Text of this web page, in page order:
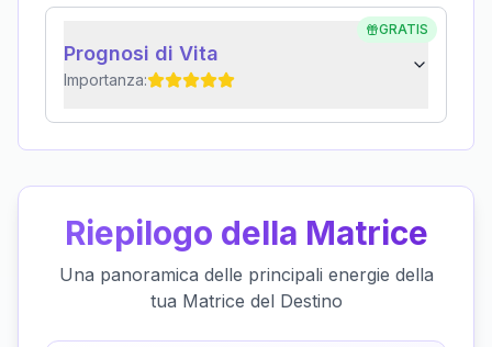
GRATIS
Prognosi di Vita
Importanza:
Riepilogo della Matrice
Una panoramica delle principali energie della
tua Matrice del Destino